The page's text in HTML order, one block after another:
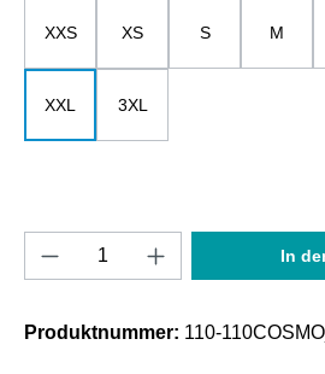
XXS XS S M
XXL 3XL
Produkt Anzahl: Gib In
Produktnummer: 110-